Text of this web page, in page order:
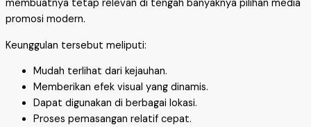
membuatnya tetap relevan di tengah banyaknya pilihan media
promosi modern.
Keunggulan tersebut meliputi:
Mudah terlihat dari kejauhan.
Memberikan efek visual yang dinamis.
Dapat digunakan di berbagai lokasi.
Proses pemasangan relatif cepat.